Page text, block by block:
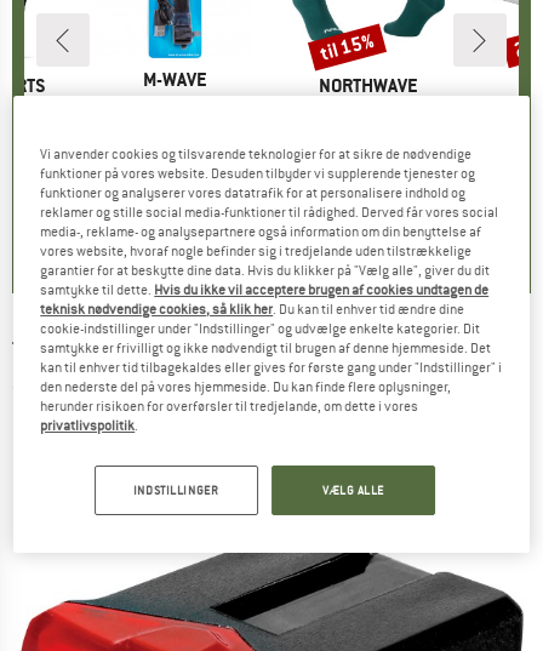
pris
€
1
MÆRKE
M-WAVE
0,0(0)
MÆRKE
NORTHWAVE
Pris
15,95 € Nedsat pris
fra 13,56 €
0,0(0)
Rabat
til 15%
TOPEAK - RedLite Touch StVZO - Baglygte
(0)
Vi anvender cookies og tilsvarende teknologier for at sikre de nødvendige
funktioner på vores website. Desuden tilbyder vi supplerende tjenester og
funktioner og analyserer vores datatrafik for at personalisere indhold og
reklamer og stille social media-funktioner til rådighed. Derved får vores social
media-, reklame- og analysepartnere også information om din benyttelse af
vores website, hvoraf nogle befinder sig i tredjelande uden tilstrækkelige
garantier for at beskytte dine data. Hvis du klikker på "Vælg alle", giver du dit
samtykke til dette. Hvis du ikke vil acceptere brugen af cookies undtagen de
teknisk nødvendige cookies, så klik her. Du kan til enhver tid ændre dine
cookie-indstillinger under "Indstillinger" og udvælge enkelte kategorier. Dit
samtykke er frivilligt og ikke nødvendigt til brugen af denne hjemmeside. Det
kan til enhver tid tilbagekaldes eller gives for første gang under "Indstillinger" i
den nederste del på vores hjemmeside. Du kan finde flere oplysninger,
herunder risikoen for overførsler til tredjelande, om dette i vores
privatlivspolitik.
INDSTILLINGER VÆLG ALLE